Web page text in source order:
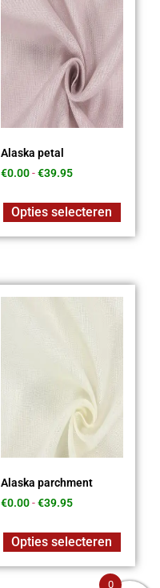
Alaska petal
€0.00-€39.95
Opties selecteren
Alaska parchment
€0.00-€39.95
Opties selecteren
0